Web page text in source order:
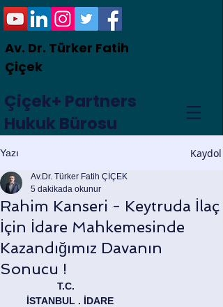
Av. Dr. Türker Fatih
Çiçek
Çiçek+ Partners
Hukuk Bürosu
Yazı Kaydol
Rahim Kanseri - Keytruda İlaç
İçin İdare Mahkemesinde
Kazandığımız Davanın
Sonucu !
Av.Dr. Türker Fatih ÇİÇEK
5 dakikada okunur
           T.C.
     İSTANBUL . İDARE